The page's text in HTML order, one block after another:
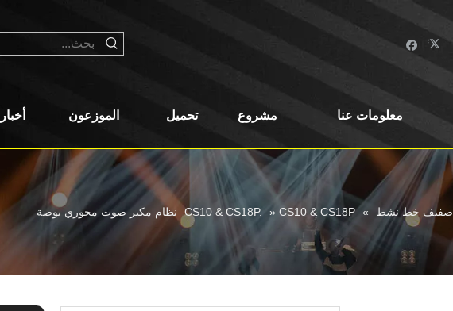
معلومات عنا مشروع تحميل الموزعون أخبار
صفيف خط نشط »
CS10 & CS18P. » CS10 & CS18P نظام مكبر صوت محوري بوصة